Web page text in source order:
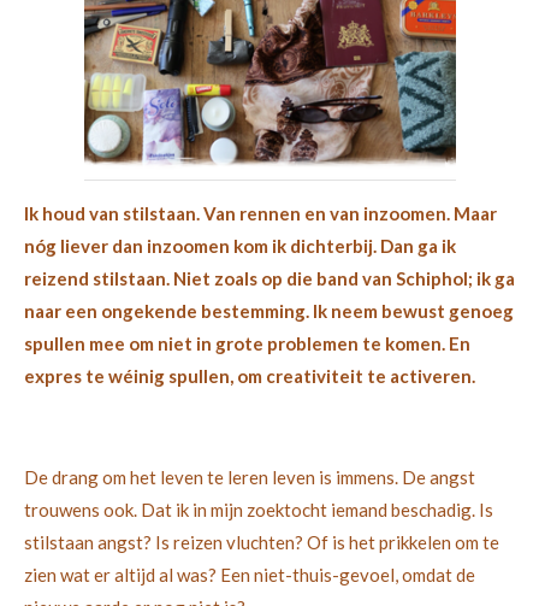
Ik houd van stilstaan. Van rennen en van inzoomen. Maar
nóg liever dan inzoomen kom ik dichterbij. Dan ga ik
reizend stilstaan. Niet zoals op die band van Schiphol; ik ga
naar een ongekende bestemming. Ik neem bewust genoeg
spullen mee om niet in grote problemen te komen. En
expres te wéinig spullen, om creativiteit te activeren.
De drang om het leven te leren leven is immens. De angst
trouwens ook. Dat ik in mijn zoektocht iemand beschadig. Is
stilstaan angst? Is reizen vluchten? Of is het prikkelen om te
zien wat er altijd al was? Een niet-thuis-gevoel, omdat de